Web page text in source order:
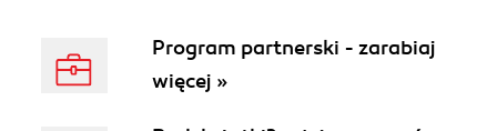
Program partnerski - zarabiaj
więcej »